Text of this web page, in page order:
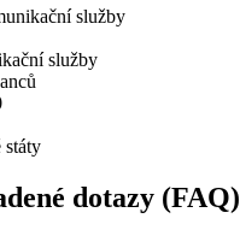
služby
služby
státy
dotazy (FAQ)